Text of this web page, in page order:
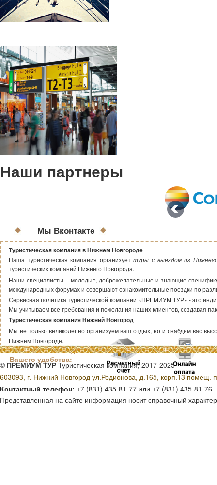
Наши партнеры
Мы Вконтакте
Туристическая компания в Нижнем Новгороде
Наша туристическая компания организуеттуры с выездом из
туристических компаний Нижнего Новгорода.
Наши специалисты – молодые, доброжелательные и знающие специфику
международных форумах и совершают ознакомительные поездки по
Сервисная политика туристической компании «ПРЕМИУМ ТУР» - это
Мы учитываем все требования и пожелания наших клиентов, создавая
Туристическая компания Нижний Новгород
Мы не только великолепно организуем ваш отдых, но и снабдим вас
Нижнем Новгороде.
Способы оплаты для
Вашего удобства:
© ПРЕМИУМ ТУРТуристическая компания, 2017-2025
603093, г. Нижний Новгород ул.Родионова, д.165, корп.13,помещ.
Контактный телефон: +7 (831) 435-81-77 или +7 (831) 435-81-76
Представленная на сайте информация носит справочный